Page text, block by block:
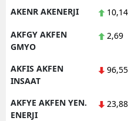
AKENR AKENERJI 10,14
AKFGY AKFEN
GMYO
2,69
AKFIS AKFEN
INSAAT
96,55
AKFYE AKFEN YEN.
ENERJI
23,88